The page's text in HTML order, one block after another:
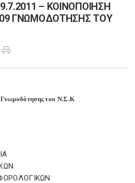
– ΚΟΙΝΟΠΟΙΗΣΗ
ΓΝΩΜΟΔΟΤΗΣΗΣ ΤΟΥ
Γνωμοδότησης του Ν.Σ.Κ